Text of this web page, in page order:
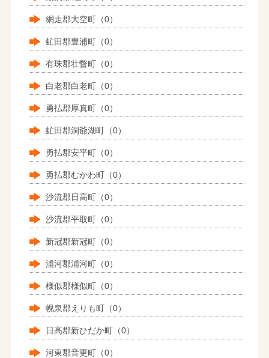
網走郡大空町（0）
虻田郡豊浦町（0）
有珠郡壮瞥町（0）
白老郡白老町（0）
勇払郡厚真町（0）
虻田郡洞爺湖町（0）
勇払郡安平町（0）
勇払郡むかわ町（0）
沙流郡日高町（0）
沙流郡平取町（0）
新冠郡新冠町（0）
浦河郡浦河町（0）
様似郡様似町（0）
幌泉郡えりも町（0）
日高郡新ひだか町（0）
河東郡音更町（0）